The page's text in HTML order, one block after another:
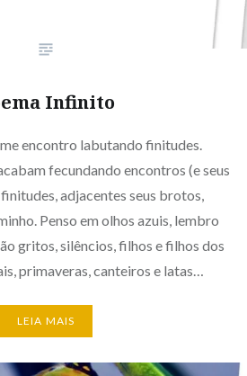
Infinito
encontro labutando finitudes.
fecundando encontros (e seus
adjacentes seus brotos,
Penso em olhos azuis, lembro
gritos, silêncios, filhos e filhos dos
primaveras, canteiros e latas…
LEIA MAIS